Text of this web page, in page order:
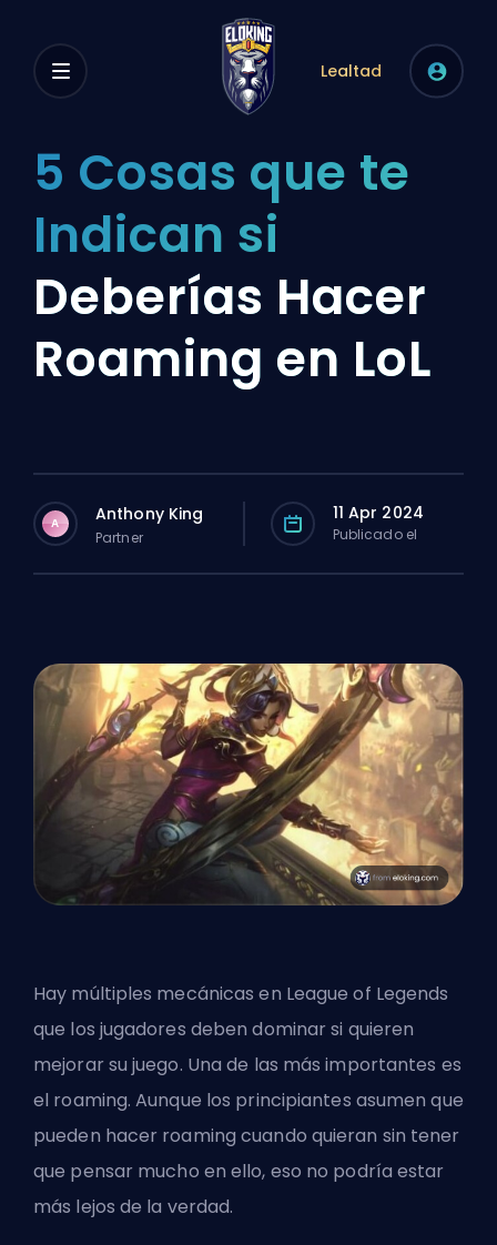
Lealtad
5 Cosas que te
Indican si
Deberías Hacer
Roaming en LoL
A Anthony King
Partner
11 Apr 2024
Publicado el
Hay múltiples mecánicas en League of Legends
que los jugadores deben dominar si quieren
mejorar su juego. Una de las más importantes es
el roaming. Aunque los principiantes asumen que
pueden hacer roaming cuando quieran sin tener
que pensar mucho en ello, eso no podría estar
más lejos de la verdad.